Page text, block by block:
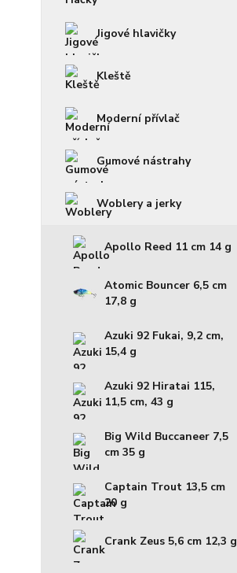
Jigové hlavičky
Kleště
Moderní přívlač
Gumové nástrahy
Woblery a jerky
Apollo Reed 11 cm 14 g
Atomic Bouncer 6,5 cm
17,8 g
Azuki 92 Fukai, 9,2 cm,
15,4 g
Azuki 92 Hiratai 115,
11,5 cm, 43 g
Big Wild Buccaneer 7,5
cm 35 g
Captain Trout 13,5 cm
20 g
Crank Zeus 5,6 cm 12,3 g